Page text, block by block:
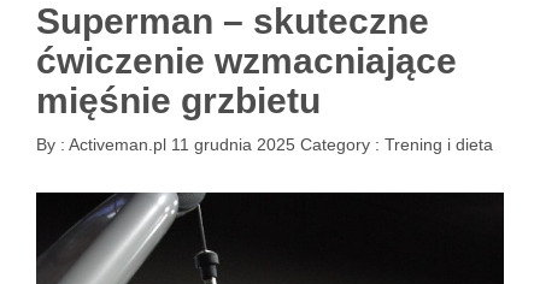
Superman – skuteczne
ćwiczenie wzmacniające
mięśnie grzbietu
By : Activeman.pl 11 grudnia 2025 Category : Trening i dieta